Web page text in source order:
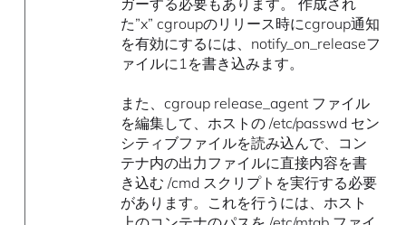
ガーする必要もあります。 作成され
た”x” cgroupのリリース時にcgroup通知
を有効にするには、notify_on_releaseフ
ァイルに1を書き込みます。
また、cgroup release_agent ファイル
を編集して、ホストの /etc/passwd セン
シティブファイルを読み込んで、コン
テナ内の出力ファイルに直接内容を書
き込む /cmd スクリプトを実行する必要
があります。これを行うには、ホスト